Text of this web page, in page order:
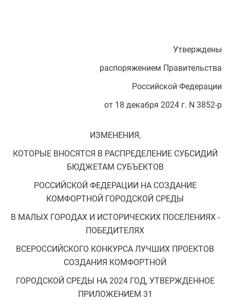
Утверждены
распоряжением Правительства
Российской Федерации
от 18 декабря 2024 г. N 3852-р
ИЗМЕНЕНИЯ,
КОТОРЫЕ ВНОСЯТСЯ В РАСПРЕДЕЛЕНИЕ СУБСИДИЙ
БЮДЖЕТАМ СУБЪЕКТОВ
РОССИЙСКОЙ ФЕДЕРАЦИИ НА СОЗДАНИЕ
КОМФОРТНОЙ ГОРОДСКОЙ СРЕДЫ
В МАЛЫХ ГОРОДАХ И ИСТОРИЧЕСКИХ ПОСЕЛЕНИЯХ -
ПОБЕДИТЕЛЯХ
ВСЕРОССИЙСКОГО КОНКУРСА ЛУЧШИХ ПРОЕКТОВ
СОЗДАНИЯ КОМФОРТНОЙ
ГОРОДСКОЙ СРЕДЫ НА 2024 ГОД, УТВЕРЖДЕННОЕ
ПРИЛОЖЕНИЕМ 31